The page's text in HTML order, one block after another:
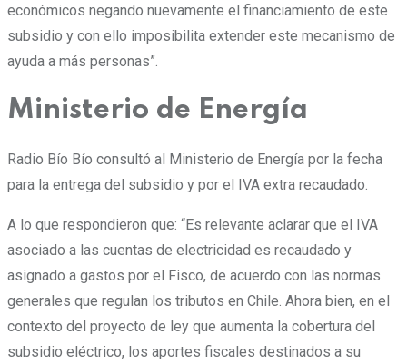
económicos negando nuevamente el financiamiento de este
subsidio y con ello imposibilita extender este mecanismo de
ayuda a más personas”.
Ministerio de Energía
Radio Bío Bío consultó al Ministerio de Energía por la fecha
para la entrega del subsidio y por el IVA extra recaudado.
A lo que respondieron que: “Es relevante aclarar que el IVA
asociado a las cuentas de electricidad es recaudado y
asignado a gastos por el Fisco, de acuerdo con las normas
generales que regulan los tributos en Chile. Ahora bien, en el
contexto del proyecto de ley que aumenta la cobertura del
subsidio eléctrico, los aportes fiscales destinados a su